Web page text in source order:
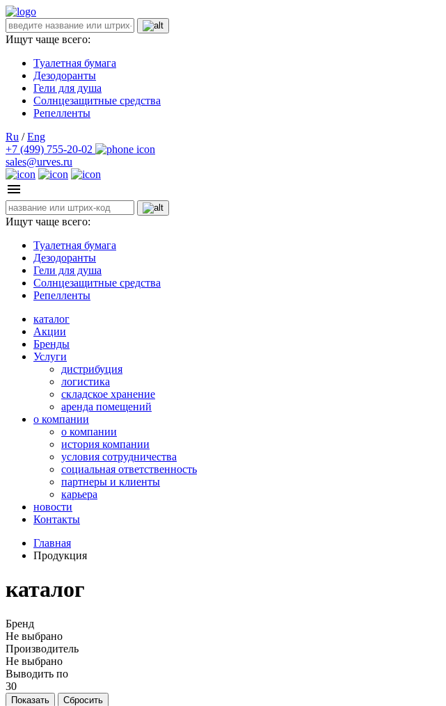
Ищут чаще всего:
Туалетная бумага
Дезодоранты
Гели для душа
Солнцезащитные средства
Репелленты
Ru / Eng
+7 (499) 755-20-02
sales@urves.ru
Ищут чаще всего:
Туалетная бумага
Дезодоранты
Гели для душа
Солнцезащитные средства
Репелленты
каталог
Акции
Бренды
Услуги
дистрибуция
логистика
складское хранение
аренда помещений
о компании
о компании
история компании
условия сотрудничества
социальная ответственность
партнеры и клиенты
карьера
новости
Контакты
Главная
Продукция
каталог
Бренд
Не выбрано
Производитель
Не выбрано
Выводить по
30